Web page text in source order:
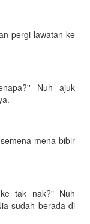
pergi lawatan ke
Nuh ajuk
mena bibir
tak nak?" Nuh
sudah berada di